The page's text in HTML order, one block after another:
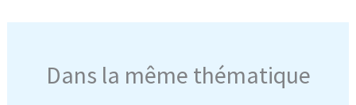
Dans la même thématique